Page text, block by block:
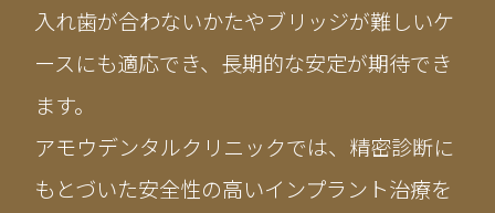
入れ歯が合わないかたやブリッジが難しいケ
ースにも適応でき、長期的な安定が期待でき
ます。
アモウデンタルクリニックでは、精密診断に
もとづいた安全性の高いインプラント治療を